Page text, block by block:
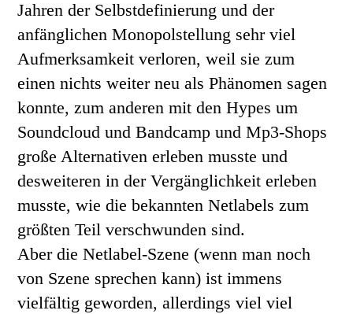
Jahren der Selbstdefinierung und der
anfänglichen Monopolstellung sehr viel
Aufmerksamkeit verloren, weil sie zum
einen nichts weiter neu als Phänomen sagen
konnte, zum anderen mit den Hypes um
Soundcloud und Bandcamp und Mp3-Shops
große Alternativen erleben musste und
desweiteren in der Vergänglichkeit erleben
musste, wie die bekannten Netlabels zum
größten Teil verschwunden sind.
Aber die Netlabel-Szene (wenn man noch
von Szene sprechen kann) ist immens
vielfältig geworden, allerdings viel viel